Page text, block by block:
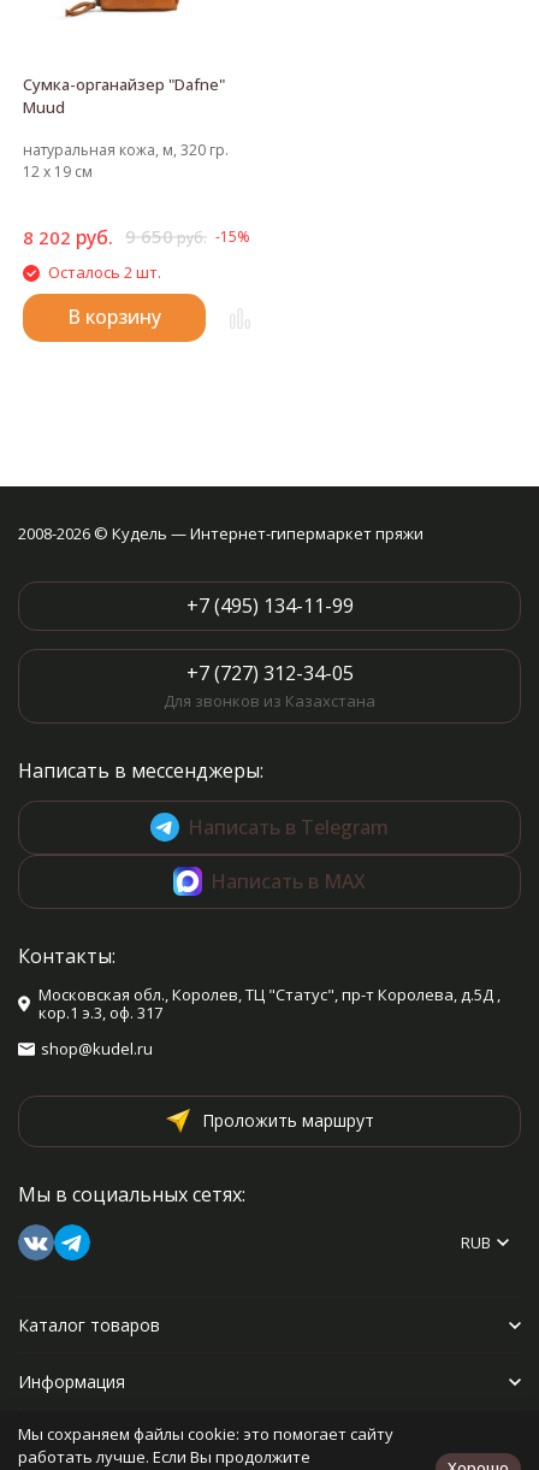
Сумка-органайзер "Dafne"
Muud
натуральная кожа, м, 320 гр.
12 х 19 см
8 202 руб. 9 650руб. -15%
Осталось 2 шт.
В корзину
2008-2026 © Кудель — Интернет-гипермаркет пряжи
+7 (495) 134-11-99
+7 (727) 312-34-05
Для звонков из Казахстана
Написать в мессенджеры:
Написать в Telegram
Написать в MAX
Контакты:
Московская обл., Королев, ТЦ "Статус", пр-т Королева, д.5Д ,
кор.1 э.3, оф. 317
shop@kudel.ru
Проложить маршрут
Мы в социальных сетях:
RUB
Каталог товаров
Информация
Прочее
Мы сохраняем файлы cookie: это помогает сайту
работать лучше. Если Вы продолжите